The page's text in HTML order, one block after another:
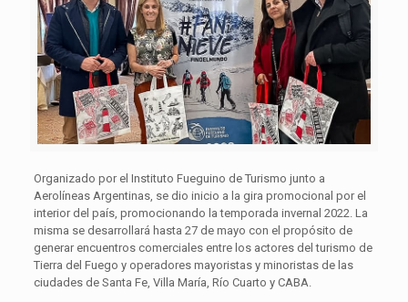
Organizado por el Instituto Fueguino de Turismo junto a
Aerolíneas Argentinas, se dio inicio a la gira promocional por el
interior del país, promocionando la temporada invernal 2022. La
misma se desarrollará hasta 27 de mayo con el propósito de
generar encuentros comerciales entre los actores del turismo de
Tierra del Fuego y operadores mayoristas y minoristas de las
ciudades de Santa Fe, Villa María, Río Cuarto y CABA.